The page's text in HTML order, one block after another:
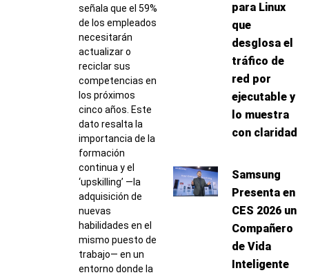
señala que el 59%
de los empleados
necesitarán
actualizar o
reciclar sus
competencias en
los próximos
cinco años. Este
dato resalta la
importancia de la
formación
continua y el
‘upskilling’ —la
adquisición de
nuevas
habilidades en el
mismo puesto de
trabajo— en un
entorno donde la
para Linux
que
desglosa el
tráfico de
red por
ejecutable y
lo muestra
con claridad
Samsung
Presenta en
CES 2026 un
Compañero
de Vida
Inteligente